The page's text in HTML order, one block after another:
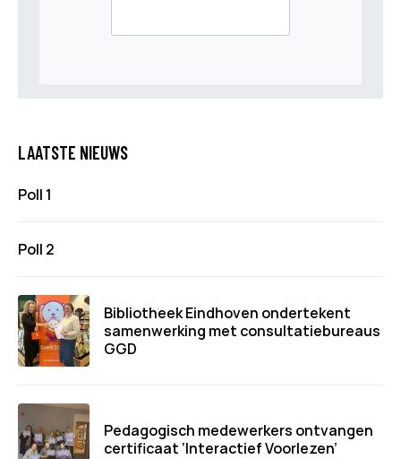
LAATSTE NIEUWS
Poll 1
Poll 2
Bibliotheek Eindhoven ondertekent
samenwerking met consultatiebureaus
GGD
Pedagogisch medewerkers ontvangen
certificaat ‘Interactief Voorlezen’